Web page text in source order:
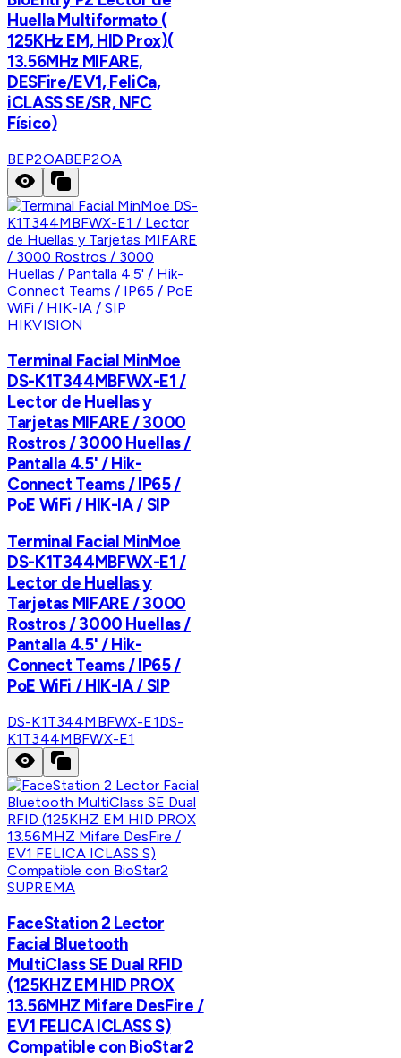
Huella Multiformato (
125KHz EM, HID Prox)(
13.56MHz MIFARE,
DESFire/EV1, FeliCa,
iCLASS SE/SR, NFC
Físico)
BEP2OABEP2OA
HIKVISION
Terminal Facial MinMoe
DS-K1T344MBFWX-E1 /
Lector de Huellas y
Tarjetas MIFARE / 3000
Rostros / 3000 Huellas /
Pantalla 4.5' / Hik-
Connect Teams / IP65 /
PoE WiFi / HIK-IA / SIP
Terminal Facial MinMoe
DS-K1T344MBFWX-E1 /
Lector de Huellas y
Tarjetas MIFARE / 3000
Rostros / 3000 Huellas /
Pantalla 4.5' / Hik-
Connect Teams / IP65 /
PoE WiFi / HIK-IA / SIP
DS-K1T344MBFWX-E1DS-
K1T344MBFWX-E1
SUPREMA
FaceStation 2 Lector
Facial Bluetooth
MultiClass SE Dual RFID
(125KHZ EM HID PROX
13.56MHZ Mifare DesFire /
EV1 FELICA ICLASS S)
Compatible con BioStar2